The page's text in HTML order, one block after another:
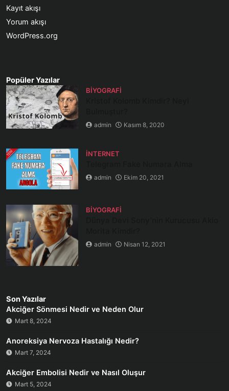
Kayıt akışı
Yorum akışı
WordPress.org
Popüler Yazılar
BIYOGRAFI
admin Kasım 8, 2020
İNTERNET
admin Ekim 20, 2021
BIYOGRAFI
admin Nisan 12, 2021
Son Yazılar
Akciğer Sönmesi Nedir ve Neden Olur
Mart 8, 2024
Anoreksiya Nervoza Hastalığı Nedir?
Mart 7, 2024
Akciğer Embolisi Nedir ve Nasıl Oluşur
Mart 5, 2024